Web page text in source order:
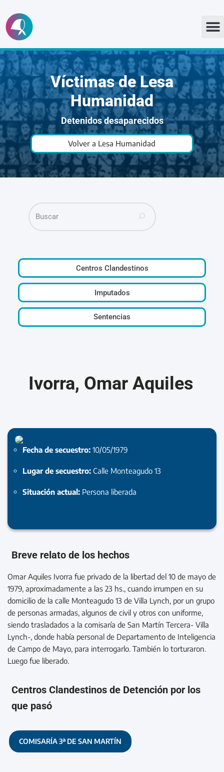
Ir
al
contenido
Víctimas de Lesa
Humanidad
Detenidos desaparecidos
Volver a Lesa Humanidad
Centros Clandestinos
Imputados
Sentencias
Ivorra, Omar Aquiles
Fecha de secuestro: 10/05/1979
Lugar de secuestro: Calle Monteagudo 13
Situación actual: Persona liberada
Breve relato de los hechos
Omar Aquiles Ivorra fue privado de la libertad del 10 de mayo de
1979, aproximadamente a las 23 hs., cuando irrumpen en su
domicilio de la calle Monteagudo 13 de Villa Lynch, por un grupo
de personas armadas, algunos de civil y otros con uniforme,
siendo trasladados a la comisaría de San Martín Tercera- Villa
Lynch-, donde había personal de Departamento de Inteligencia
de Campo de Mayo, para interrogarlo. También lo torturaron.
Luego fue liberado.
Centros Clandestinos de Detención por los
que pasó
COMISARÍA 3ª DE SAN MARTÍN